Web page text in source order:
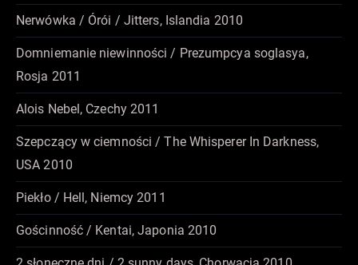
Nerwówka / Órói / Jitters, Islandia 2010
Domniemanie niewinności / Prezumpcya soglasya,
Rosja 2011
Alois Nebel, Czechy 2011
Szepczący w ciemności / The Whisperer In Darkness,
USA 2010
Piekło / Hell, Niemcy 2011
Gościnność / Kentai, Japonia 2010